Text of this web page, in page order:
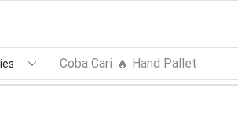
Coba Cari 🔥 Hand Pallet